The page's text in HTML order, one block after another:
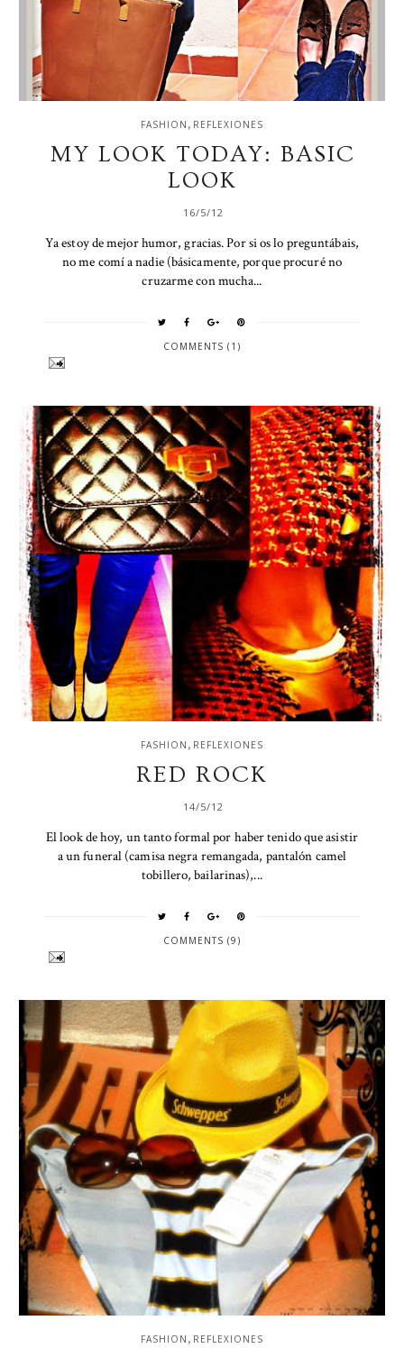
FASHION , REFLEXIONES
MY LOOK TODAY: BASIC
LOOK
16/5/12
Ya estoy de mejor humor, gracias. Por si os lo preguntábais,
no me comí a nadie (básicamente, porque procuré no
cruzarme con mucha...
COMMENTS (1)
FASHION , REFLEXIONES
RED ROCK
14/5/12
El look de hoy, un tanto formal por haber tenido que asistir
a un funeral (camisa negra remangada, pantalón camel
tobillero, bailarinas),...
COMMENTS (9)
FASHION , REFLEXIONES